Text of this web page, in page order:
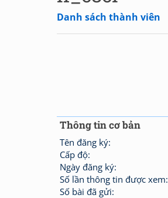
Danh sách thành viên
Thông tin cơ bản
Tên đăng ký:
Cấp độ:
Ngày đăng ký:
Số lần thông tin được xem:
Số bài đã gửi: